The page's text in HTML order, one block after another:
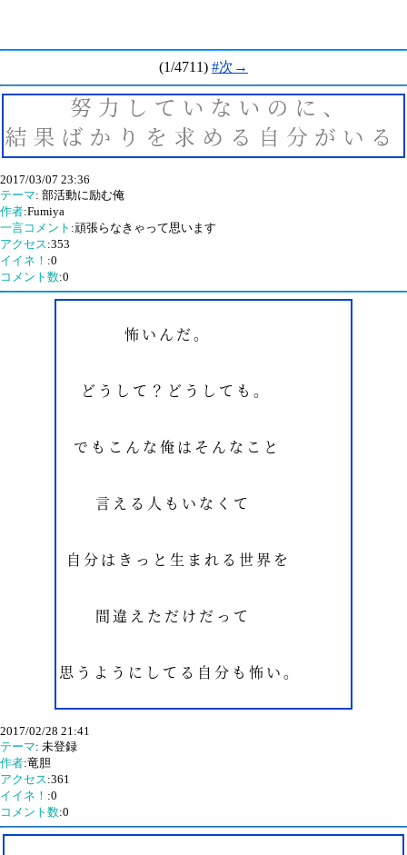
(1/4711) #次→
2017/03/07 23:36
テーマ: 部活動に励む俺
作者:Fumiya
一言コメント :頑張らなきゃって思います
アクセス :353
イイネ！ :0
コメント数:0
2017/02/28 21:41
テーマ: 未登録
作者:竜胆
アクセス :361
イイネ！ :0
コメント数:0